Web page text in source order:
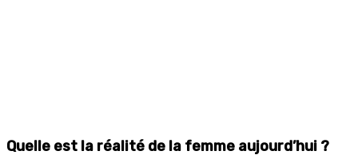
Quelle est la réalité de la femme aujourd’hui ?